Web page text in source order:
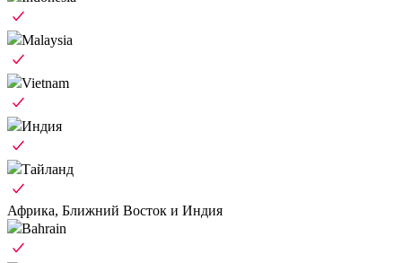
Malaysia
Vietnam
Индия
Тайланд
Африка, Ближний Восток и Индия
Bahrain